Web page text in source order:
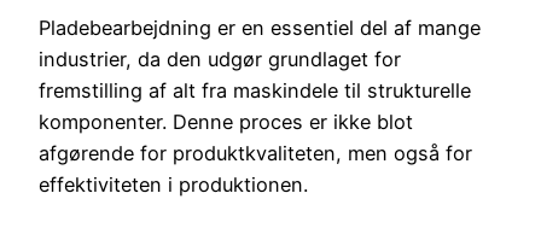
Pladebearbejdning er en essentiel del af mange
industrier, da den udgør grundlaget for
fremstilling af alt fra maskindele til strukturelle
komponenter. Denne proces er ikke blot
afgørende for produktkvaliteten, men også for
effektiviteten i produktionen.